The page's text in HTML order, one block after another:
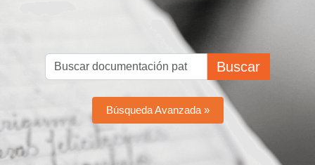
Buscar
Búsqueda Avanzada »